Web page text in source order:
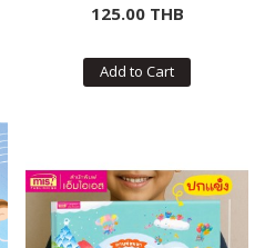
125.00 THB
Add to Cart